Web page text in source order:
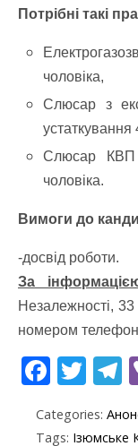
Потрібні такі
чоловіка,
Слюсар з
устаткування
Слюсар
чоловіка.
Вимоги до
-досвід роботи.
За
Незалежності, 33
номером
F
e
T
itt
T
e
Categories:
Tags: